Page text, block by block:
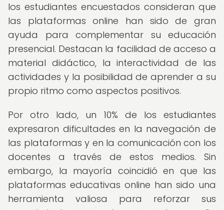
los estudiantes encuestados consideran que
las plataformas online han sido de gran
ayuda para complementar su educación
presencial. Destacan la facilidad de acceso a
material didáctico, la interactividad de las
actividades y la posibilidad de aprender a su
propio ritmo como aspectos positivos.
Por otro lado, un 10% de los estudiantes
expresaron dificultades en la navegación de
las plataformas y en la comunicación con los
docentes a través de estos medios. Sin
embargo, la mayoría coincidió en que las
plataformas educativas online han sido una
herramienta valiosa para reforzar sus